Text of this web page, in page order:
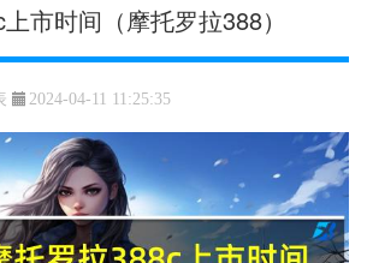
市时间（摩托罗拉388）
2024-04-11 11:25:35